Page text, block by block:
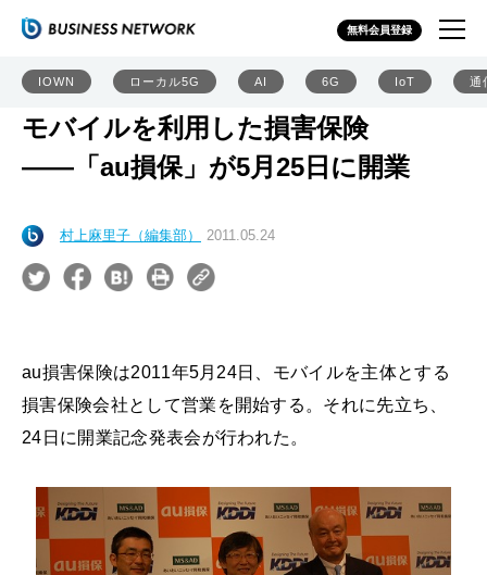
無料会員登録
IOWN ローカル5G AI 6G IoT 通
モバイルを利用した損害保険
――「au損保」が5月25日に開業
村上麻里子（編集部） 2011.05.24
au損害保険は2011年5月24日、モバイルを主体とする
損害保険会社として営業を開始する。それに先立ち、
24日に開業記念発表会が行われた。